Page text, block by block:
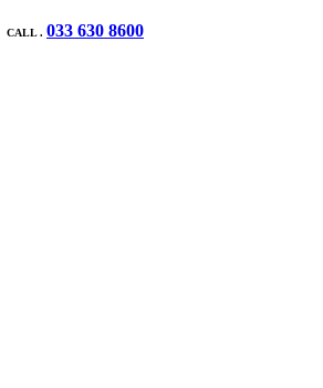
CALL . 033 630 8600